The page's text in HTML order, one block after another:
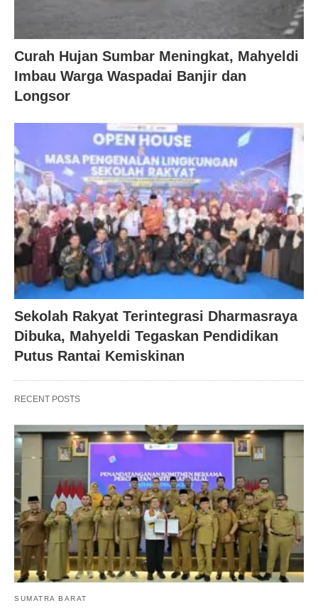
Curah Hujan Sumbar Meningkat, Mahyeldi
Imbau Warga Waspadai Banjir dan
Longsor
Sekolah Rakyat Terintegrasi Dharmasraya
Dibuka, Mahyeldi Tegaskan Pendidikan
Putus Rantai Kemiskinan
RECENT POSTS
SUMATRA BARAT